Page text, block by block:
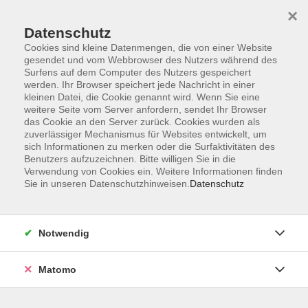
Zum Hauptinhalt springen
Der Kurs konnte nicht gefunden werden.
Volkshochschule Bad Reichenhall
(Eine Einrichtung der Stadt Bad Reichenhall)
Datenschutz
Cookies sind kleine Datenmengen, die von einer Website
gesendet und vom Webbrowser des Nutzers während des
Surfens auf dem Computer des Nutzers gespeichert
werden. Ihr Browser speichert jede Nachricht in einer
kleinen Datei, die Cookie genannt wird. Wenn Sie eine
weitere Seite vom Server anfordern, sendet Ihr Browser
das Cookie an den Server zurück. Cookies wurden als
zuverlässiger Mechanismus für Websites entwickelt, um
sich Informationen zu merken oder die Surfaktivitäten des
Benutzers aufzuzeichnen. Bitte willigen Sie in die
Verwendung von Cookies ein. Weitere Informationen finden
Sie in unseren Datenschutzhinweisen. Datenschutz
×
Notwendig
Matomo